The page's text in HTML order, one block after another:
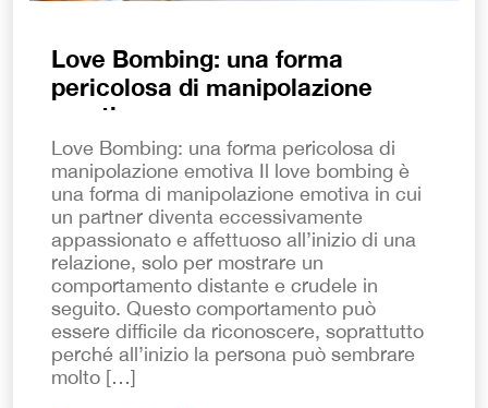
Love Bombing: una forma
pericolosa di manipolazione
emotiva
Love Bombing: una forma pericolosa di
manipolazione emotiva Il love bombing è
una forma di manipolazione emotiva in cui
un partner diventa eccessivamente
appassionato e affettuoso all’inizio di una
relazione, solo per mostrare un
comportamento distante e crudele in
seguito. Questo comportamento può
essere difficile da riconoscere, soprattutto
perché all’inizio la persona può sembrare
molto […]